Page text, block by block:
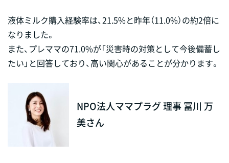
液体ミルク購入経験率は、21.5%と昨年（11.0%）の約2倍に
なりました。
また、プレママの71.0%が「災害時の対策として今後備蓄し
たい」と回答しており、高い関心があることが分かります。
NPO法人ママプラグ 理事 冨川 万
美さん